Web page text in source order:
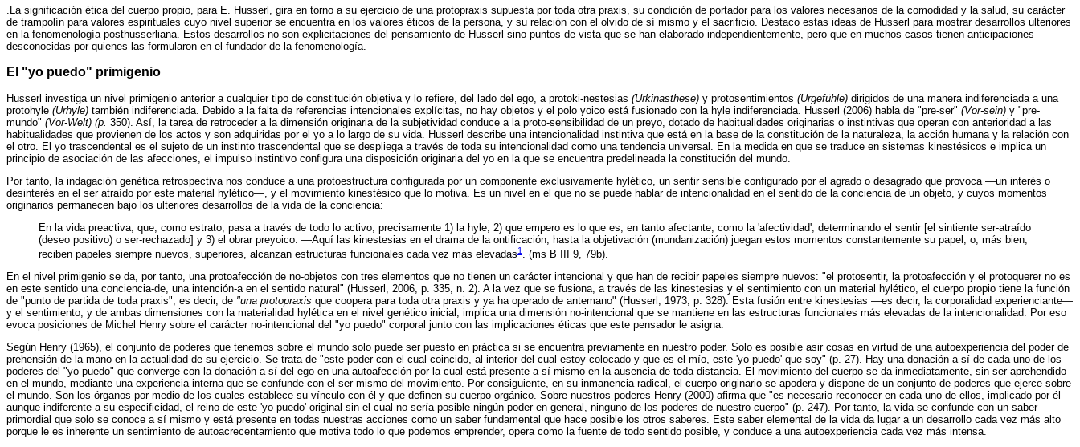
.La significación ética del cuerpo propio, para E. Husserl, gira en torno a su ejercicio de una protopraxis supuesta por toda otra praxis, su condición de portador para los valores necesarios de la comodidad y la salud, su carácter
de trampolín para valores espirituales cuyo nivel superior se encuentra en los valores éticos de la persona, y su relación con el olvido de sí mismo y el sacrificio. Destaco estas ideas de Husserl para mostrar desarrollos ulteriores
en la fenomenología posthusserliana. Estos desarrollos no son explicitaciones del pensamiento de Husserl sino puntos de vista que se han elaborado independientemente, pero que en muchos casos tienen anticipaciones
desconocidas por quienes las formularon en el fundador de la fenomenología.
El "yo puedo" primigenio
Husserl investiga un nivel primigenio anterior a cualquier tipo de constitución objetiva y lo refiere, del lado del ego, a protoki-nestesias (Urkinasthese) y protosentimientos (Urgefühle) dirigidos de una manera indiferenciada a una
protohyle (Urhyle) también indiferenciada. Debido a la falta de referencias intencionales explícitas, no hay objetos y el polo yoico está fusionado con la hyle indiferenciada. Husserl (2006) habla de "pre-ser" (Vor-sein) y "pre-
mundo" (Vor-Welt) (p. 350). Así, la tarea de retroceder a la dimensión originaria de la subjetividad conduce a la proto-sensibilidad de un preyo, dotado de habitualidades originarias o instintivas que operan con anterioridad a las
habitualidades que provienen de los actos y son adquiridas por el yo a lo largo de su vida. Husserl describe una intencionalidad instintiva que está en la base de la constitución de la naturaleza, la acción humana y la relación con
el otro. El yo trascendental es el sujeto de un instinto trascendental que se despliega a través de toda su intencionalidad como una tendencia universal. En la medida en que se traduce en sistemas kinestésicos e implica un
principio de asociación de las afecciones, el impulso instintivo configura una disposición originaria del yo en la que se encuentra predelineada la constitución del mundo.
Por tanto, la indagación genética retrospectiva nos conduce a una protoestructura configurada por un componente exclusivamente hylético, un sentir sensible configurado por el agrado o desagrado que provoca —un interés o
desinterés en el ser atraído por este material hylético—, y el movimiento kinestésico que lo motiva. Es un nivel en el que no se puede hablar de intencionalidad en el sentido de la conciencia de un objeto, y cuyos momentos
originarios permanecen bajo los ulteriores desarrollos de la vida de la conciencia:
En la vida preactiva, que, como estrato, pasa a través de todo lo activo, precisamente 1) la hyle, 2) que empero es lo que es, en tanto afectante, como la 'afectividad', determinando el sentir [el sintiente ser-atraído
(deseo positivo) o ser-rechazado] y 3) el obrar preyoico. —Aquí las kinestesias en el drama de la ontificación; hasta la objetivación (mundanización) juegan estos momentos constantemente su papel, o, más bien,
reciben papeles siempre nuevos, superiores, alcanzan estructuras funcionales cada vez más elevadas1 . (ms B III 9, 79b).
En el nivel primigenio se da, por tanto, una protoafección de no-objetos con tres elementos que no tienen un carácter intencional y que han de recibir papeles siempre nuevos: "el protosentir, la protoafección y el protoquerer no es
en este sentido una conciencia-de, una intención-a en el sentido natural" (Husserl, 2006, p. 335, n. 2). A la vez que se fusiona, a través de las kinestesias y el sentimiento con un material hylético, el cuerpo propio tiene la función
de "punto de partida de toda praxis", es decir, de "una protopraxis que coopera para toda otra praxis y ya ha operado de antemano" (Husserl, 1973, p. 328). Esta fusión entre kinestesias —es decir, la corporalidad experienciante—
y el sentimiento, y de ambas dimensiones con la materialidad hylética en el nivel genético inicial, implica una dimensión no-intencional que se mantiene en las estructuras funcionales más elevadas de la intencionalidad. Por eso
evoca posiciones de Michel Henry sobre el carácter no-intencional del "yo puedo" corporal junto con las implicaciones éticas que este pensador le asigna.
Según Henry (1965), el conjunto de poderes que tenemos sobre el mundo solo puede ser puesto en práctica si se encuentra previamente en nuestro poder. Solo es posible asir cosas en virtud de una autoexperiencia del poder de
prehensión de la mano en la actualidad de su ejercicio. Se trata de "este poder con el cual coincido, al interior del cual estoy colocado y que es el mío, este 'yo puedo' que soy" (p. 27). Hay una donación a sí de cada uno de los
poderes del "yo puedo" que converge con la donación a sí del ego en una autoafección por la cual está presente a sí mismo en la ausencia de toda distancia. El movimiento del cuerpo se da inmediatamente, sin ser aprehendido
en el mundo, mediante una experiencia interna que se confunde con el ser mismo del movimiento. Por consiguiente, en su inmanencia radical, el cuerpo originario se apodera y dispone de un conjunto de poderes que ejerce sobre
el mundo. Son los órganos por medio de los cuales establece su vínculo con él y que definen su cuerpo orgánico. Sobre nuestros poderes Henry (2000) afirma que "es necesario reconocer en cada uno de ellos, implicado por él
aunque indiferente a su especificidad, el reino de este 'yo puedo' original sin el cual no sería posible ningún poder en general, ninguno de los poderes de nuestro cuerpo" (p. 247). Por tanto, la vida se confunde con un saber
primordial que solo se conoce a sí mismo y está presente en todas nuestras acciones como un saber fundamental que hace posible los otros saberes. Este saber elemental de la vida da lugar a un desarrollo cada vez más alto
porque le es inherente un sentimiento de autoacrecentamiento que motiva todo lo que podemos emprender, opera como la fuente de todo sentido posible, y conduce a una autoexperiencia cada vez más intensa.